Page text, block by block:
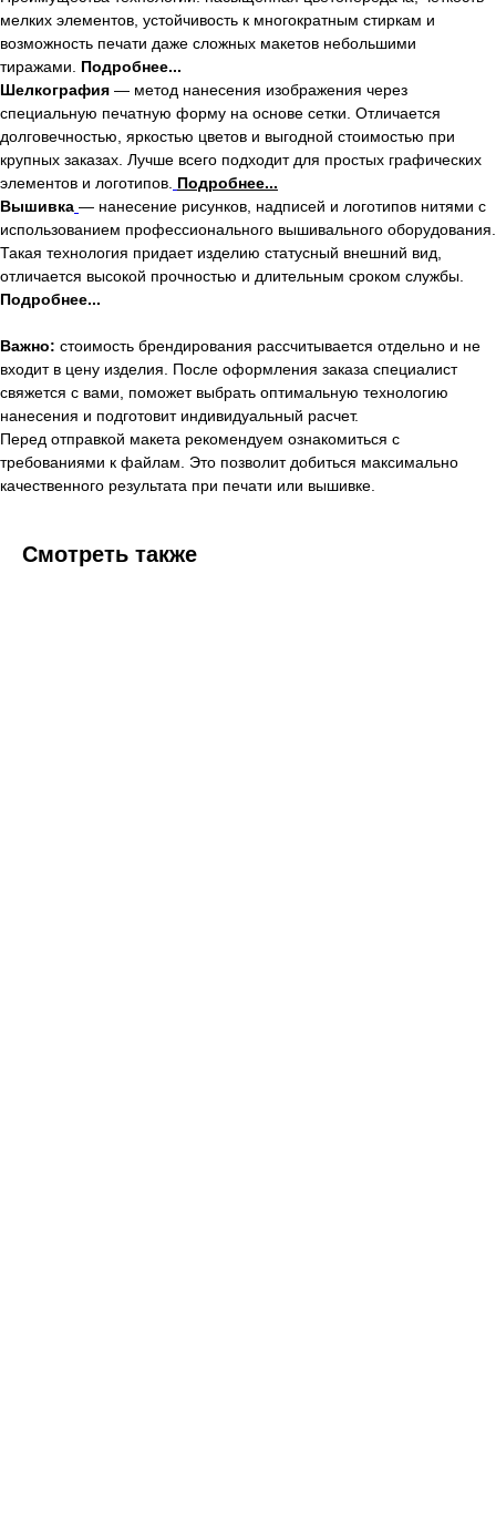
мелких элементов, устойчивость к многократным стиркам и
возможность печати даже сложных макетов небольшими
тиражами. Подробнее...
Шелкография — метод нанесения изображения через
специальную печатную форму на основе сетки. Отличается
долговечностью, яркостью цветов и выгодной стоимостью при
крупных заказах. Лучше всего подходит для простых графических
элементов и логотипов. Подробнее...
Вышивка — нанесение рисунков, надписей и логотипов нитями с
использованием профессионального вышивального оборудования.
Такая технология придает изделию статусный внешний вид,
отличается высокой прочностью и длительным сроком службы.
Подробнее...
Важно: стоимость брендирования рассчитывается отдельно и не
входит в цену изделия. После оформления заказа специалист
свяжется с вами, поможет выбрать оптимальную технологию
нанесения и подготовит индивидуальный расчет.
Перед отправкой макета рекомендуем ознакомиться с
требованиями к файлам. Это позволит добиться максимально
качественного результата при печати или вышивке.
Смотреть также